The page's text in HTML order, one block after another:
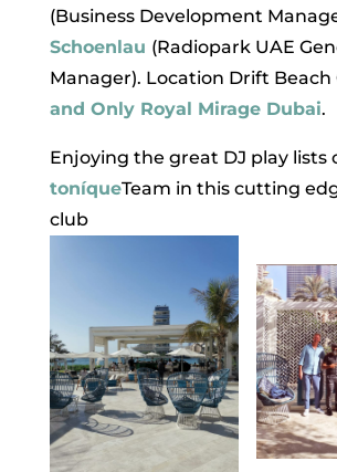
(Business Development
Schoenlau (Radiopark UAE
Manager). Location Drift Beach
and Only Royal Mirage Dubai.
Enjoying the great DJ play lists
toníqueTeam in this cutting
club